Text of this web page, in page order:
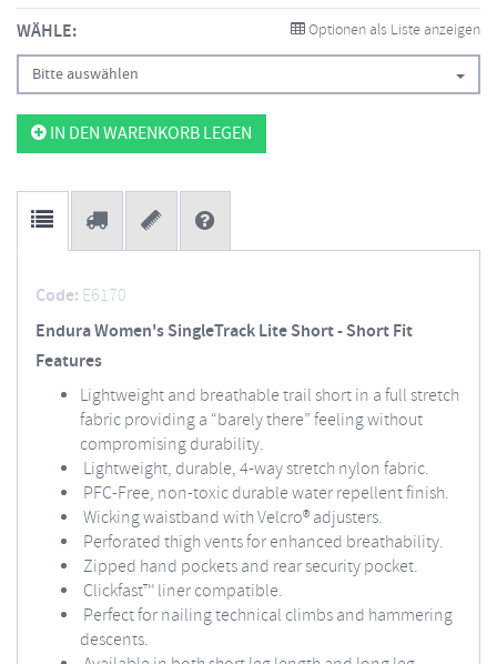
WÄHLE: Optionen als Liste anzeigen
Bitte auswählen
IN DEN WARENKORB LEGEN
Code: E6170
Endura Women's SingleTrack Lite Short - Short Fit
Features
Lightweight and breathable trail short in a full stretch
fabric providing a “barely there” feeling without
compromising durability.
Lightweight, durable, 4-way stretch nylon fabric.
PFC-Free, non-toxic durable water repellent finish.
Wicking waistband with Velcro® adjusters.
Perforated thigh vents for enhanced breathability.
Zipped hand pockets and rear security pocket.
Clickfast™ liner compatible.
Perfect for nailing technical climbs and hammering
descents.